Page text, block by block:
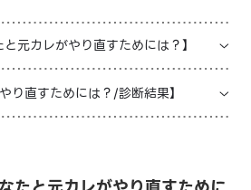
遷移します
元カレがやり直すためには？】
り直すためには？/診断結果】